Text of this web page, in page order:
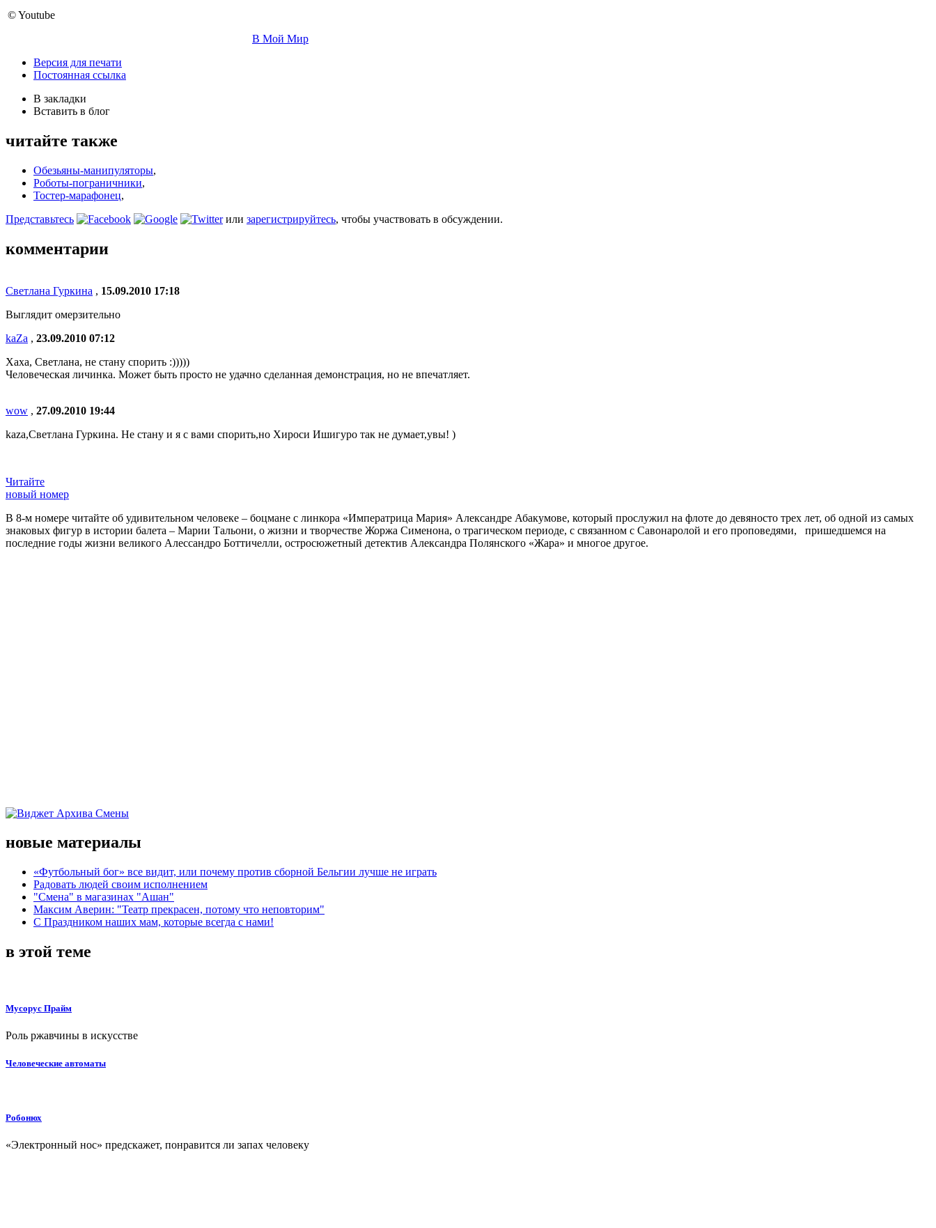
© Youtube
В Мой Мир
Версия для печати
Постоянная ссылка
В закладки
Вставить в блог
читайте также
Обезьяны-манипуляторы,
Роботы-пограничники,
Тостер-марафонец,
Представьтесь
или зарегистрируйтесь, чтобы участвовать в обсуждении.
комментарии
Светлана Гуркина , 15.09.2010 17:18
Выглядит омерзительно
kaZa , 23.09.2010 07:12
Хаха, Светлана, не стану спорить :)))))
Человеческая личинка. Может быть просто не удачно сделанная демонстрация, но не впечатляет.
wow , 27.09.2010 19:44
kaza,Светлана Гуркина. Не стану и я с вами спорить,но Хироси Ишигуро так не думает,увы! )
Читайте
новый номер
В 8-м номере читайте об удивительном человеке – боцмане с линкора «Императрица Мария» Александре Абакумове, который прослужил на флоте до девяносто трех лет, об одной из самых
знаковых фигур в истории балета – Марии Тальони, о жизни и творчестве Жоржа Сименона, о трагическом периоде, с связанном с Савонаролой и его проповедями, пришедшемся на
последние годы жизни великого Алессандро Боттичелли, остросюжетный детектив Александра Полянского «Жара» и многое другое.
новые материалы
«Футбольный бог» все видит, или почему против сборной Бельгии лучше не играть
Радовать людей своим исполнением
"Смена" в магазинах "Ашан"
Максим Аверин: "Театр прекрасен, потому что неповторим"
С Праздником наших мам, которые всегда с нами!
в этой теме
Мусорус Прайм
Роль ржавчины в искусстве
Человеческие автоматы
Робонюх
«Электронный нос» предскажет, понравится ли запах человеку